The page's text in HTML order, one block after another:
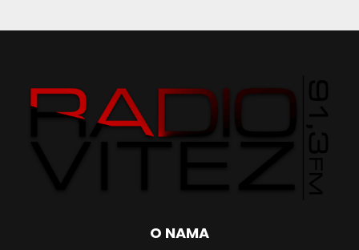
O NAMA